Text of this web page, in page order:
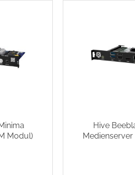
Modul)
Hive
Medienserver